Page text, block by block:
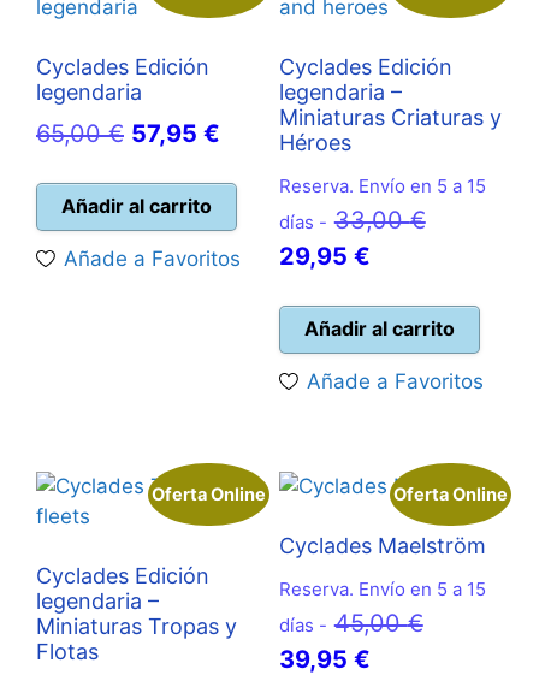
Cyclades Edición
legendaria
65,00€ El
original
era:
65,00 €.
57,95 €
es:
57,95 €.
Añadir al carrito
Añade a Favoritos
Cyclades Edición
legendaria –
Miniaturas Criaturas y
Héroes
Reserva. Envío en 5 a 15
días - 33,00€El
era:
33,00 €.
29,95 €El
actual
es:
29,95 €.
Añadir al carrito
Añade a Favoritos
Oferta Online
Cyclades Edición
legendaria –
Miniaturas Tropas y
Flotas
Oferta Online
Cyclades Maelström
Reserva. Envío en 5 a 15
días - 45,00€El
39,95 €El